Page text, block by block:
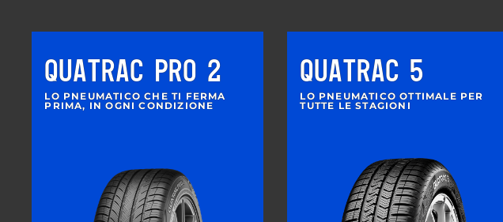
QUATRAC PRO 2
LO PNEUMATICO CHE TI FERMA
PRIMA, IN OGNI CONDIZIONE
QUATRAC 5
LO PNEUMATICO OTTIMALE PER
TUTTE LE STAGIONI